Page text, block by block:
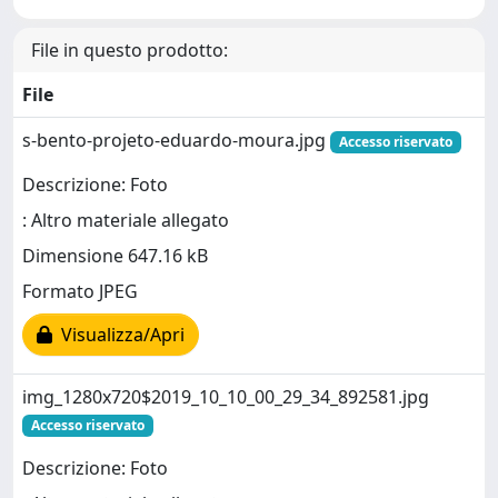
File in questo prodotto:
File
s-bento-projeto-eduardo-moura.jpg
Accesso riservato
Descrizione: Foto
: Altro materiale allegato
Dimensione 647.16 kB
Formato JPEG
Visualizza/Apri
img_1280x720$2019_10_10_00_29_34_892581.jpg
Accesso riservato
Descrizione: Foto